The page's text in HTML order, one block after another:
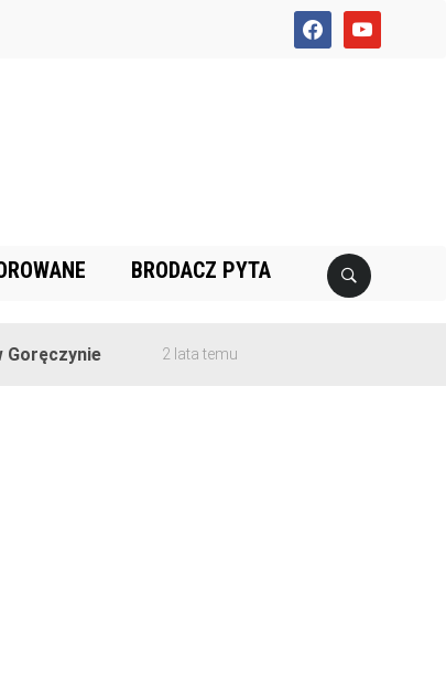
facebookyoutube
BRODACZ PYTA
2 lata temu